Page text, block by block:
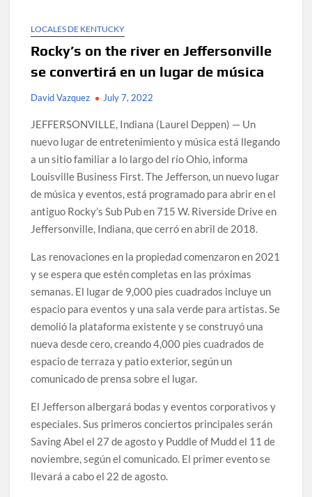
LOCALES DE KENTUCKY
Rocky’s on the river en Jeffersonville
se convertirá en un lugar de música
David Vazquez July 7, 2022
JEFFERSONVILLE, Indiana (Laurel Deppen) — Un
nuevo lugar de entretenimiento y música está llegando
a un sitio familiar a lo largo del río Ohio, informa
Louisville Business First. The Jefferson, un nuevo lugar
de música y eventos, está programado para abrir en el
antiguo Rocky’s Sub Pub en 715 W. Riverside Drive en
Jeffersonville, Indiana, que cerró en abril de 2018.
Las renovaciones en la propiedad comenzaron en 2021
y se espera que estén completas en las próximas
semanas. El lugar de 9,000 pies cuadrados incluye un
espacio para eventos y una sala verde para artistas. Se
demolió la plataforma existente y se construyó una
nueva desde cero, creando 4,000 pies cuadrados de
espacio de terraza y patio exterior, según un
comunicado de prensa sobre el lugar.
El Jefferson albergará bodas y eventos corporativos y
especiales. Sus primeros conciertos principales serán
Saving Abel el 27 de agosto y Puddle of Mudd el 11 de
noviembre, según el comunicado. El primer evento se
llevará a cabo el 22 de agosto.